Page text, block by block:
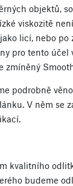
objektů,
viskozitě
licí, nebo po
pro tento účel
zmíněný
podrobně
V něm se
kvalitního
budeme